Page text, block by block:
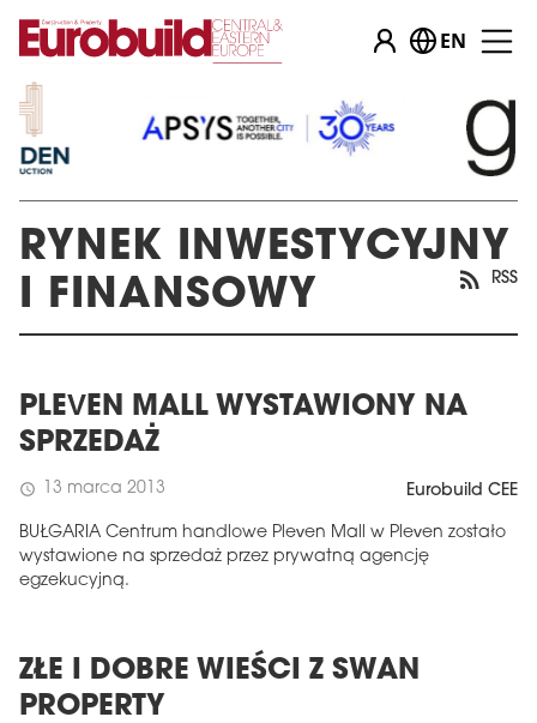
EN
RYNEK INWESTYCYJNY
I FINANSOWY
RSS
PLEVEN MALL WYSTAWIONY NA
SPRZEDAŻ
schedule 13 marca 2013 Eurobuild CEE
BUŁGARIA Centrum handlowe Pleven Mall w Pleven zostało
wystawione na sprzedaż przez prywatną agencję
egzekucyjną.
ZŁE I DOBRE WIEŚCI Z SWAN
PROPERTY